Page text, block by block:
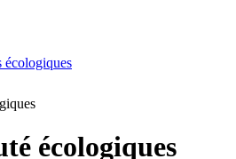
écologiques
écologiques